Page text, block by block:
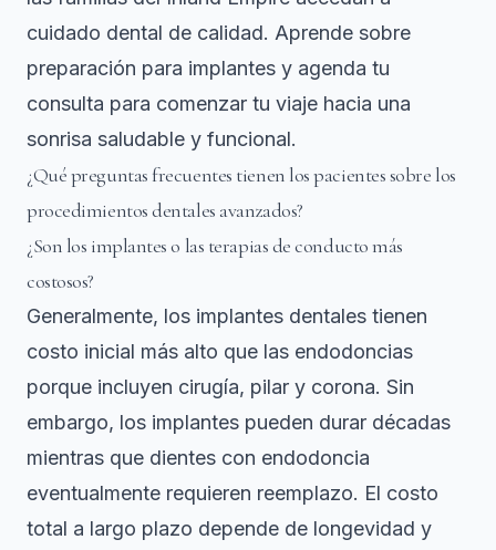
cuidado dental de calidad. Aprende sobre
preparación para implantes y agenda tu
consulta para comenzar tu viaje hacia una
sonrisa saludable y funcional.
¿Qué preguntas frecuentes tienen los pacientes sobre los
procedimientos dentales avanzados?
¿Son los implantes o las terapias de conducto más
costosos?
Generalmente, los implantes dentales tienen
costo inicial más alto que las endodoncias
porque incluyen cirugía, pilar y corona. Sin
embargo, los implantes pueden durar décadas
mientras que dientes con endodoncia
eventualmente requieren reemplazo. El costo
total a largo plazo depende de longevidad y